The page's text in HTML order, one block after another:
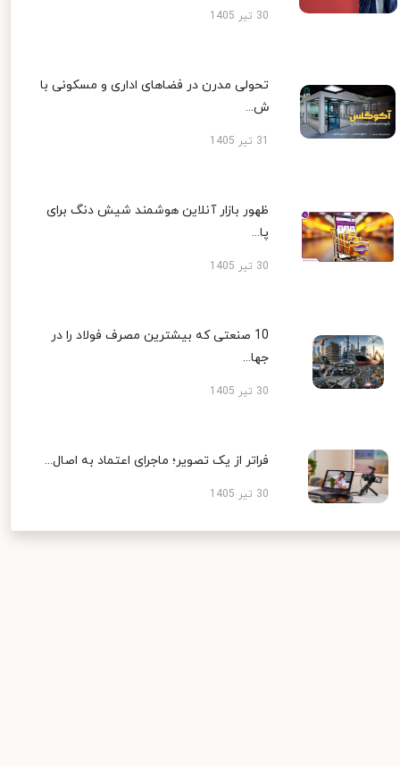
30 تیر 1405
تحولی مدرن در فضاهای اداری و مسکونی با
ش...
ظهور بازار آنلاین هوشمند شیش دنگ برای
پا...
30 تیر 1405
10 صنعتی که بیشترین مصرف فولاد را در
جها...
30 تیر 1405
فراتر از یک تصویر؛ ماجرای اعتماد به اصال...
30 تیر 1405